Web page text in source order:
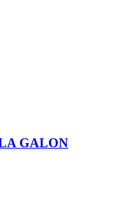
GALON